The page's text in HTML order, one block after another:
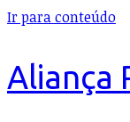
Ir para conteúdo
Aliança